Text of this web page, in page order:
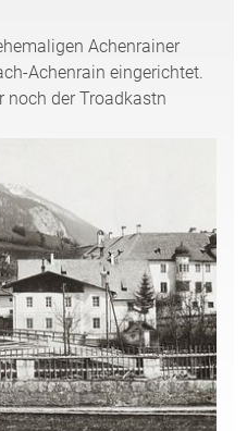
Achenrainer
Achenrain eingerichtet.
noch der Troadkastn